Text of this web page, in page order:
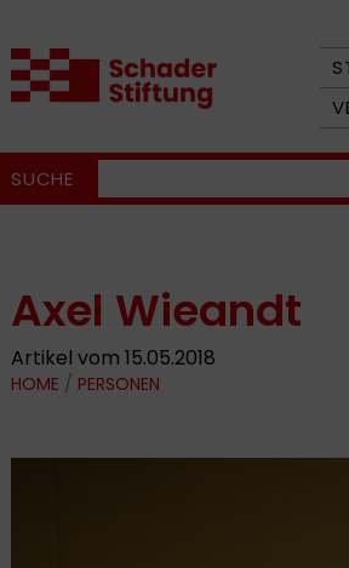
SUCHE
Axel Wieandt
Artikel vom 15.05.2018
HOME / PERSONEN